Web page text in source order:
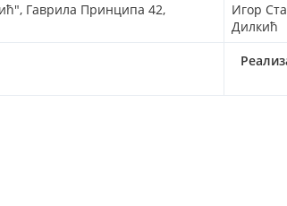
Гаврила Принципа 42,
Игор
Дилкић